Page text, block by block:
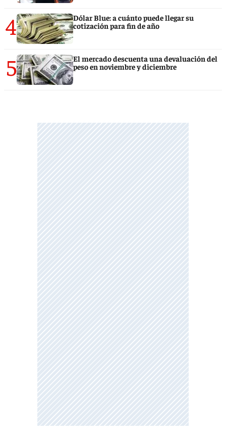
4
Dólar Blue: a cuánto puede llegar su
cotización para fin de año
5
El mercado descuenta una devaluación del
peso en noviembre y diciembre